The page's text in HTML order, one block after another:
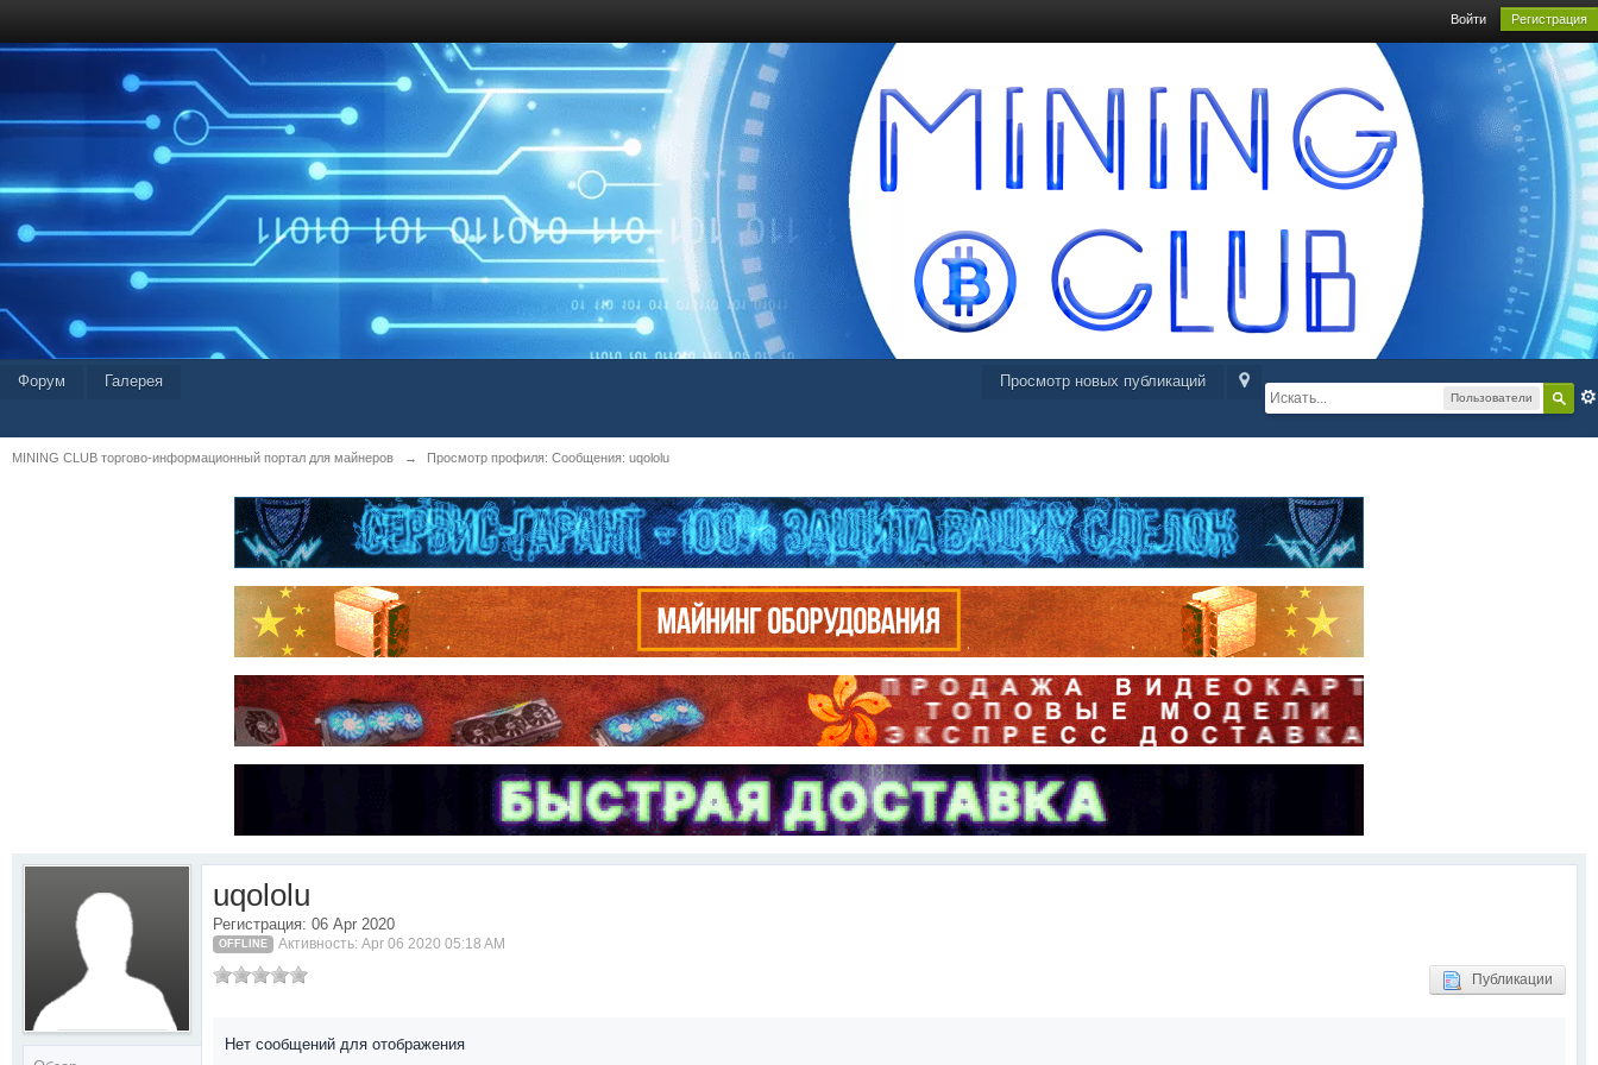
Войти Регистрация
Пользователи
Просмотр новых публикаций
Форум Галерея
MINING CLUB торгово-информационный портал для майнеров → Просмотр профиля: Сообщения: uqololu
uqololu
Регистрация: 06 Apr 2020
OFFLINE Активность: Apr 06 2020 05:18 AM
Публикации
Нет сообщений для отображения